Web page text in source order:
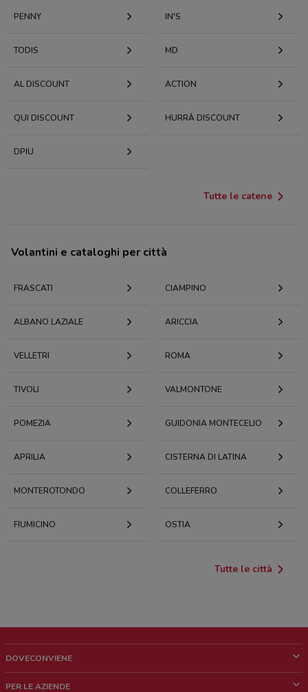
PENNY IN'S
TODIS MD
AL DISCOUNT ACTION
QUI DISCOUNT HURRÀ DISCOUNT
DPIU
Tutte le catene
Volantini e cataloghi per città
FRASCATI CIAMPINO
ALBANO LAZIALE ARICCIA
VELLETRI ROMA
TIVOLI VALMONTONE
POMEZIA GUIDONIA MONTECELIO
APRILIA CISTERNA DI LATINA
MONTEROTONDO COLLEFERRO
FIUMICINO OSTIA
Tutte le città
DOVECONVIENE
PER LE AZIENDE